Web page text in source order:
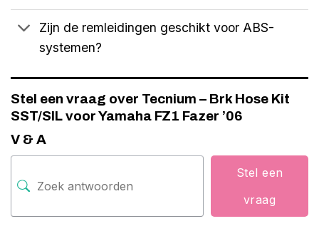
Zijn de remleidingen geschikt voor ABS-
systemen?
Stel een vraag over Tecnium – Brk Hose Kit
SST/SIL voor Yamaha FZ1 Fazer ’06
V & A
Stel een
vraag